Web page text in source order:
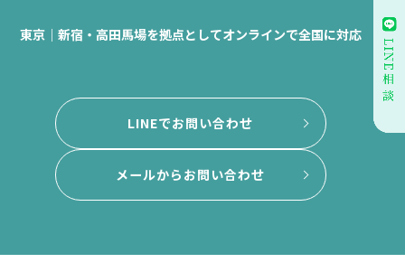
東京｜新宿・高田馬場を拠点としてオンラインで全国に対応
LINEでお問い合わせ
メールからお問い合わせ